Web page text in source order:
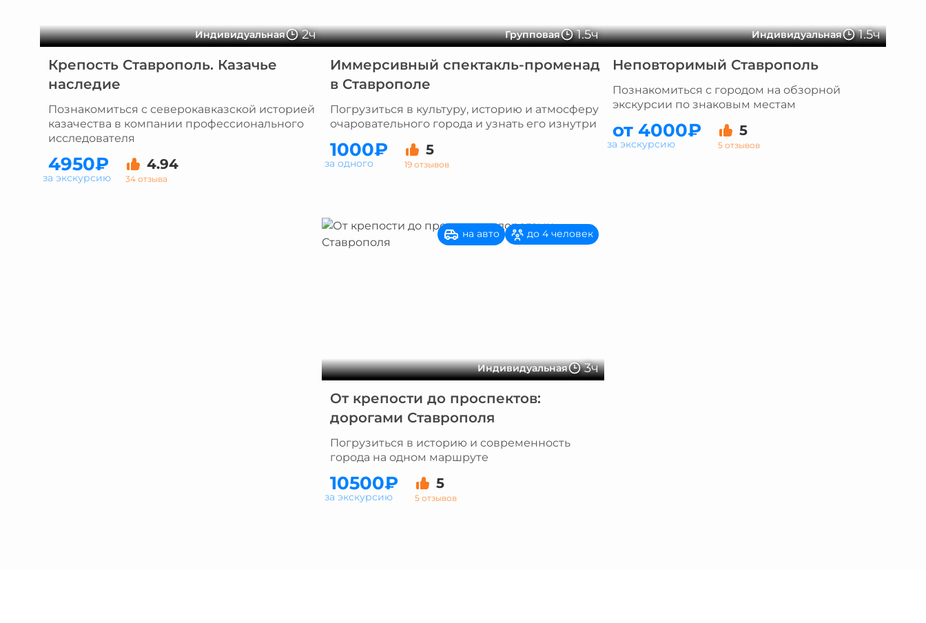
Индивидуальная 2ч
Крепость Ставрополь. Казачье
наследие
Познакомиться с северокавказской историей
казачества в компании профессионального
исследователя
4950₽ 4.94
34 отзыва
за экскурсию
Групповая 1.5ч
Иммерсивный спектакль-променад
в Ставрополе
Погрузиться в культуру, историю и атмосферу
очаровательного города и узнать его изнутри
1000₽ 5
19 отзывов
за одного
Индивидуальная 1.5ч
Неповторимый Ставрополь
Познакомиться с городом на обзорной
экскурсии по знаковым местам
от 4000₽ 5
5 отзывов
за экскурсию
Индивидуальная 3ч
на авто до 4 человек
От крепости до проспектов:
дорогами Ставрополя
Погрузиться в историю и современность
города на одном маршруте
10500₽ 5
5 отзывов
за экскурсию